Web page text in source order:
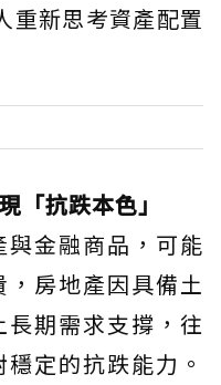
重新思考資產配置
「抗跌本色」
金融商品，可能
房地產因具備土
期需求支撐，往
定的抗跌能力。